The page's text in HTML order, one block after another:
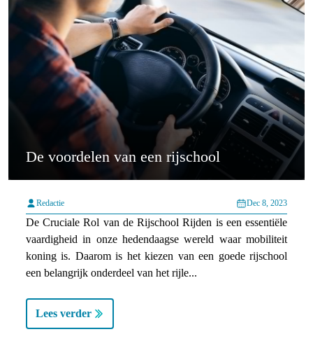
De voordelen van een rijschool
Redactie Dec 8, 2023
De Cruciale Rol van de Rijschool Rijden is een essentiële
vaardigheid in onze hedendaagse wereld waar mobiliteit
koning is. Daarom is het kiezen van een goede rijschool
een belangrijk onderdeel van het rijle...
Lees verder